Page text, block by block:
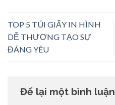
TOP 5 TÚI GIẤY IN HÌNH
DỄ THƯƠNG TẠO SỰ
ĐÁNG YÊU
Để lại một bình luận